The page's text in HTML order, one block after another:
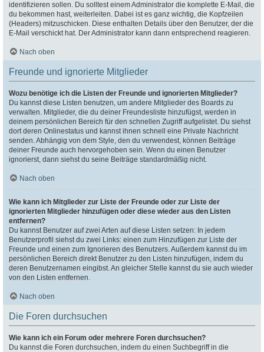
identifizieren sollen. Du solltest einem Administrator die komplette E-Mail, die
du bekommen hast, weiterleiten. Dabei ist es ganz wichtig, die Kopfzeilen
(Headers) mitzuschicken. Diese enthalten Details über den Benutzer, der die
E-Mail verschickt hat. Der Administrator kann dann entsprechend reagieren.
Nach oben
Freunde und ignorierte Mitglieder
Wozu benötige ich die Listen der Freunde und ignorierten Mitglieder?
Du kannst diese Listen benutzen, um andere Mitglieder des Boards zu
verwalten. Mitglieder, die du deiner Freundesliste hinzufügst, werden in
deinem persönlichen Bereich für den schnellen Zugriff aufgelistet. Du siehst
dort deren Onlinestatus und kannst ihnen schnell eine Private Nachricht
senden. Abhängig von dem Style, den du verwendest, können Beiträge
deiner Freunde auch hervorgehoben sein. Wenn du einen Benutzer
ignorierst, dann siehst du seine Beiträge standardmäßig nicht.
Nach oben
Wie kann ich Mitglieder zur Liste der Freunde oder zur Liste der
ignorierten Mitglieder hinzufügen oder diese wieder aus den Listen
entfernen?
Du kannst Benutzer auf zwei Arten auf diese Listen setzen: In jedem
Benutzerprofil siehst du zwei Links: einen zum Hinzufügen zur Liste der
Freunde und einen zum Ignorieren des Benutzers. Außerdem kannst du im
persönlichen Bereich direkt Benutzer zu den Listen hinzufügen, indem du
deren Benutzernamen eingibst. An gleicher Stelle kannst du sie auch wieder
von den Listen entfernen.
Nach oben
Die Foren durchsuchen
Wie kann ich ein Forum oder mehrere Foren durchsuchen?
Du kannst die Foren durchsuchen, indem du einen Suchbegriff in die